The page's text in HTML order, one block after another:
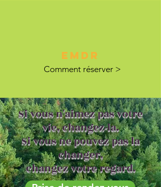
EMDR
Comment réserver >
Si vous n'aimez pas votre
vie, changez-la.
Si vous ne pouvez pas la
changer,
changez votre regard.